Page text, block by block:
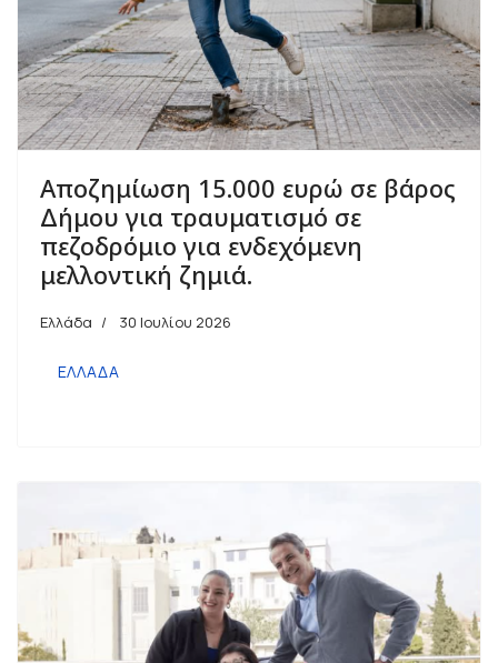
Αποζημίωση 15.000 ευρώ σε βάρος
Δήμου για τραυματισμό σε
πεζοδρόμιο για ενδεχόμενη
μελλοντική ζημιά.
Ελλάδα 30 Ιουλίου 2026
ΕΛΛΑΔΑ